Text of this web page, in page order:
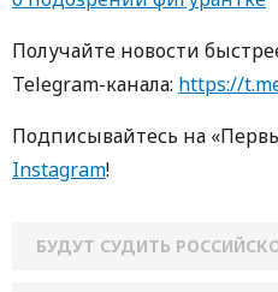
Получайте новости
Telegram-канала: https://
Подписывайтесь на
Instagram!
БУДУТ СУДИТЬ